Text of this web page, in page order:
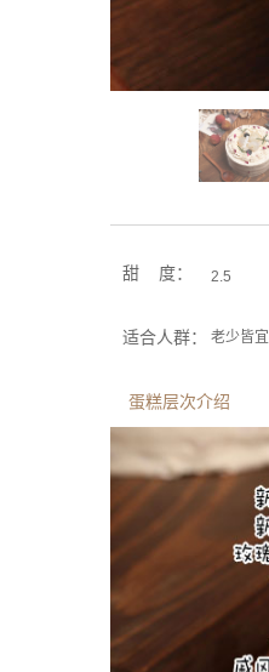
甜 度： 2.5
适合人群： 老少皆宜
蛋糕层次介绍